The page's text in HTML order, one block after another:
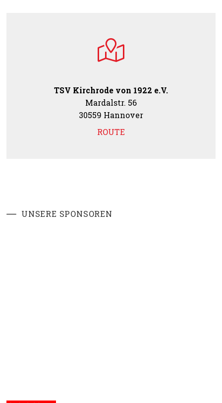
TSV Kirchrode von 1922 e.V.
Mardalstr. 56
30559 Hannover
ROUTE
UNSERE SPONSOREN